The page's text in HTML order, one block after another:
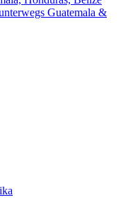
Guatemala &